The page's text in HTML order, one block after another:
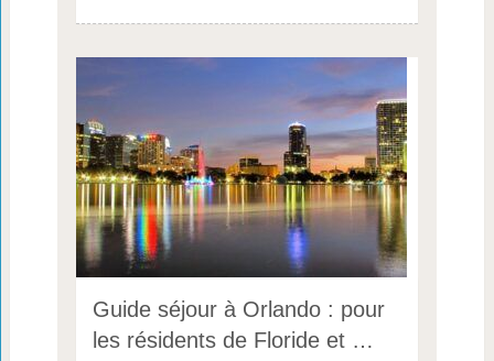
Guide séjour à Orlando : pour
les résidents de Floride et …